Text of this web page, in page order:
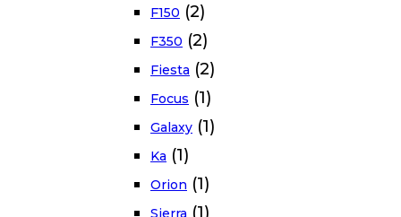
F150 (2)
F350 (2)
Fiesta (2)
Focus (1)
Galaxy (1)
Ka (1)
Orion (1)
Sierra (1)